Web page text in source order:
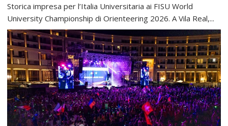
Storica impresa per l’Italia Universitaria ai FISU World
University Championship di Orienteering 2026. A Vila Real,...